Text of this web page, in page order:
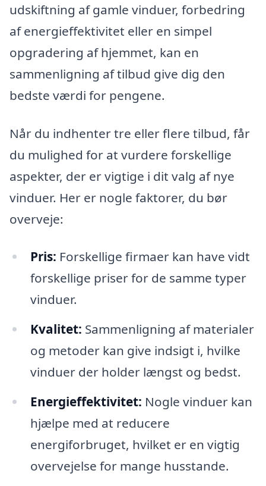
udskiftning af gamle vinduer, forbedring
af energieffektivitet eller en simpel
opgradering af hjemmet, kan en
sammenligning af tilbud give dig den
bedste værdi for pengene.
Når du indhenter tre eller flere tilbud, får
du mulighed for at vurdere forskellige
aspekter, der er vigtige i dit valg af nye
vinduer. Her er nogle faktorer, du bør
overveje:
Pris: Forskellige firmaer kan have vidt
forskellige priser for de samme typer
vinduer.
Kvalitet: Sammenligning af materialer
og metoder kan give indsigt i, hvilke
vinduer der holder længst og bedst.
Energieffektivitet: Nogle vinduer kan
hjælpe med at reducere
energiforbruget, hvilket er en vigtig
overvejelse for mange husstande.